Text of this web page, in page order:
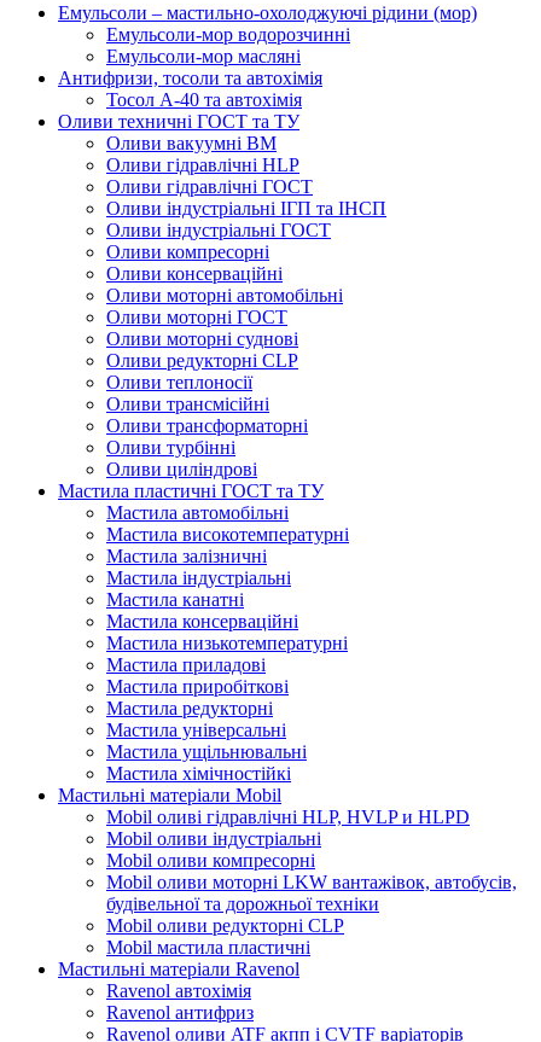
Емульсоли – мастильно-охолоджуючі рідини (мор)
Емульсоли-мор водорозчинні
Емульсоли-мор масляні
Антифризи, тосоли та автохімія
Тосол А-40 та автохімія
Оливи техничні ГОСТ та ТУ
Оливи вакуумні ВМ
Оливи гідравлічні HLP
Оливи гідравлічні ГОСТ
Оливи індустріальні ІГП та ІНСП
Оливи індустріальні ГОСТ
Оливи компресорні
Оливи консерваційні
Оливи моторні автомобільні
Оливи моторні ГОСТ
Оливи моторні суднові
Оливи редукторні CLP
Оливи теплоносії
Оливи трансмісійні
Оливи трансформаторні
Оливи турбінні
Оливи циліндрові
Мастила пластичні ГОСТ та ТУ
Мастила автомобільні
Мастила високотемпературні
Мастила залізничні
Мастила індустріальні
Мастила канатні
Мастила консерваційні
Мастила низькотемпературні
Мастила приладові
Мастила приробіткові
Мастила редукторні
Мастила універсальні
Мастила ущільнювальні
Мастила хімічностійкі
Мастильні матеріали Mobil
Mobil оливі гідравлічні HLP, HVLP и HLPD
Mobil оливи індустріальні
Mobil оливи компресорні
Mobil оливи моторні LKW вантажівок, автобусів,
будівельної та дорожньої техніки
Mobil оливи редукторні CLP
Mobil мастила пластичні
Мастильні матеріали Ravenol
Ravenol автохімія
Ravenol антифриз
Ravenol оливи ATF акпп і CVTF варіаторів